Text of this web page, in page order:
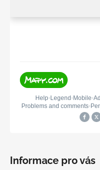
Informace pro vás